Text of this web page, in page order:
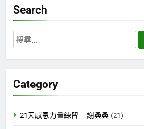
Search
搜
尋
字:
Category
21天感恩力量練習 – 謝桑桑 (21)